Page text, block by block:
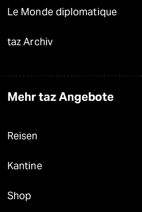
Le Monde diplomatique
taz Archiv
Mehr taz Angebote
Reisen
Kantine
Shop